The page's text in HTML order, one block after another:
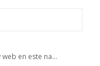
Guarda mi nombre, correo electrónico y web en este navegador para la próxima vez que comente.